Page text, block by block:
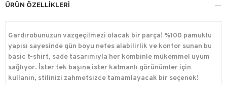
ÜRÜN ÖZELLIKLERI
Gardırobunuzun vazgeçilmezi olacak bir parça! %100 pamuklu
yapısı sayesinde gün boyu nefes alabilirlik ve konfor sunan bu
basic t-shirt, sade tasarımıyla her kombinle mükemmel uyum
sağlıyor. İster tek başına ister katmanlı görünümler için
kullanın, stilinizi zahmetsizce tamamlayacak bir seçenek!